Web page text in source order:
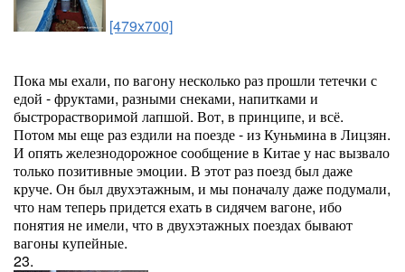
[479x700]
Пока мы ехали, по вагону несколько раз прошли тетечки с
едой - фруктами, разными снеками, напитками и
быстрорастворимой лапшой. Вот, в принципе, и всё.
Потом мы еще раз ездили на поезде - из Куньмина в Лицзян.
И опять железнодорожное сообщение в Китае у нас вызвало
только позитивные эмоции. В этот раз поезд был даже
круче. Он был двухэтажным, и мы поначалу даже подумали,
что нам теперь придется ехать в сидячем вагоне, ибо
понятия не имели, что в двухэтажных поездах бывают
вагоны купейные.
23.